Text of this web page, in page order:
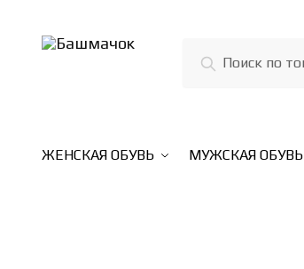
Поиск
ЖЕНСКАЯ ОБУВЬ МУЖСКАЯ ОБУВЬ